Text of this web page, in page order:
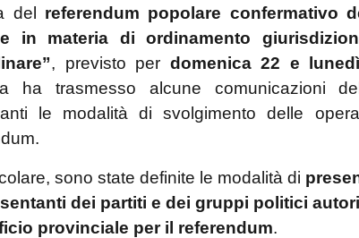
del referendum popolare confermativo
in materia di ordinamento
, previsto per domenica 22 e
ha trasmesso alcune comunicazioni
le modalità di svolgimento delle
sono state definite le modalità di
dei partiti e dei gruppi politici
provinciale per il referendum.